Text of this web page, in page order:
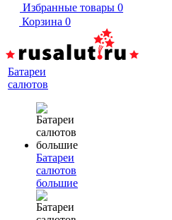
Избранные товары 0
Корзина 0
Батареи
салютов
Батареи
салютов
большие